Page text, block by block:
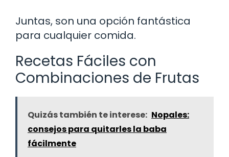
Juntas, son una opción fantástica
para cualquier comida.
Recetas Fáciles con
Combinaciones de Frutas
Quizás también te interese: Nopales:
consejos para quitarles la baba
fácilmente